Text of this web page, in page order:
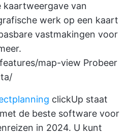
kaartweergave van
werk op een kaart
vastmakingen voor
map-view Probeer
clickUp staat
de beste software voor
in 2024. U kunt